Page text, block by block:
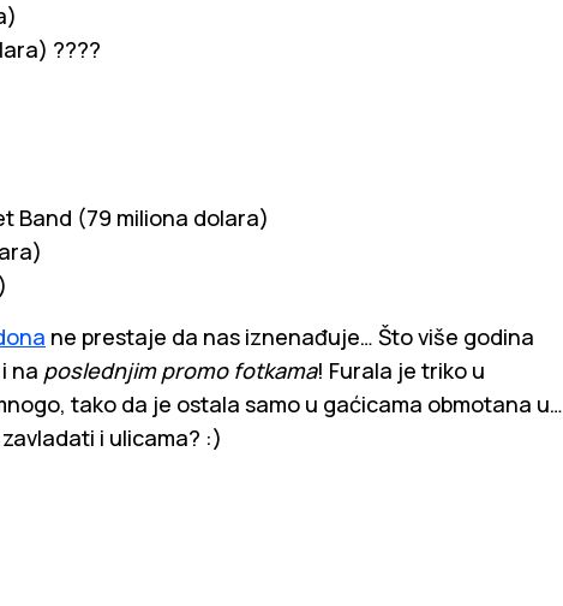
????
Band (79 miliona dolara)
ne prestaje da nas iznenađuje… Što više godina
na poslednjim promo fotkama! Furala je triko u
tako da je ostala samo u gaćicama obmotana u…
i ulicama? :)